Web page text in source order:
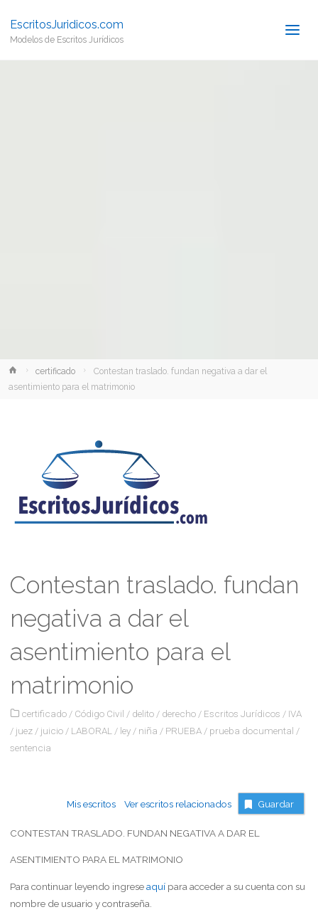
EscritosJuridicos.com
Modelos de Escritos Jurídicos
Iniciocertificado
Contestan traslado. fundan negativa a dar el
asentimiento para el matrimonio
Contestan traslado. fundan
negativa a dar el
asentimiento para el
matrimonio
certificado / Código Civil / delito / derecho / Escritos Jurídicos / IVA
/ juez / juicio / LABORAL / ley / niña / PRUEBA / prueba documental /
sentencia
Mis escritos Ver escritos relacionados Guardar
CONTESTAN TRASLADO. FUNDAN NEGATIVA A DAR EL
ASENTIMIENTO PARA EL MATRIMONIO
Para continuar leyendo ingreseaquípara acceder a su cuenta con su
nombre de usuario y contraseña.